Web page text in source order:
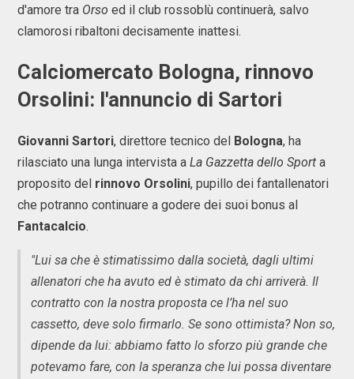
d'amore tra Orso ed il club rossoblù continuerà, salvo
clamorosi ribaltoni decisamente inattesi.
Calciomercato Bologna, rinnovo
Orsolini: l'annuncio di Sartori
Giovanni Sartori, direttore tecnico del Bologna, ha
rilasciato una lunga intervista a La Gazzetta dello Sport a
proposito del rinnovo Orsolini, pupillo dei fantallenatori
che potranno continuare a godere dei suoi bonus al
Fantacalcio.
"Lui sa che è stimatissimo dalla società, dagli ultimi
allenatori che ha avuto ed è stimato da chi arriverà. Il
contratto con la nostra proposta ce l’ha nel suo
cassetto, deve solo firmarlo. Se sono ottimista? Non so,
dipende da lui: abbiamo fatto lo sforzo più grande che
potevamo fare, con la speranza che lui possa diventare